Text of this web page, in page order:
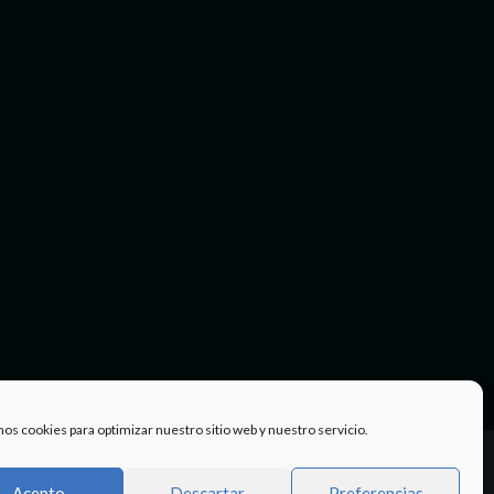
cookies para optimizar nuestro sitio web y nuestro servicio.
Twitter
TÉRMINOS